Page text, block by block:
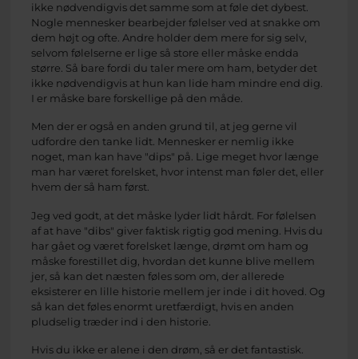
ikke nødvendigvis det samme som at føle det dybest.
Nogle mennesker bearbejder følelser ved at snakke om
dem højt og ofte. Andre holder dem mere for sig selv,
selvom følelserne er lige så store eller måske endda
større. Så bare fordi du taler mere om ham, betyder det
ikke nødvendigvis at hun kan lide ham mindre end dig.
I er måske bare forskellige på den måde.
Men der er også en anden grund til, at jeg gerne vil
udfordre den tanke lidt. Mennesker er nemlig ikke
noget, man kan have "dips" på. Lige meget hvor længe
man har været forelsket, hvor intenst man føler det, eller
hvem der så ham først.
Jeg ved godt, at det måske lyder lidt hårdt. For følelsen
af at have "dibs" giver faktisk rigtig god mening. Hvis du
har gået og været forelsket længe, drømt om ham og
måske forestillet dig, hvordan det kunne blive mellem
jer, så kan det næsten føles som om, der allerede
eksisterer en lille historie mellem jer inde i dit hoved. Og
så kan det føles enormt uretfærdigt, hvis en anden
pludselig træder ind i den historie.
Hvis du ikke er alene i den drøm, så er det fantastisk.